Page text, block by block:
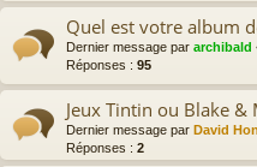
Quel est votre album
Dernier message par archibald
Réponses : 95
Jeux Tintin ou Blake &
Dernier message par David
Réponses : 2